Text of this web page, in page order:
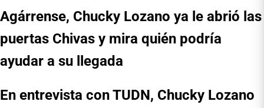
Agárrense, Chucky Lozano ya le abrió las
puertas Chivas y mira quién podría
ayudar a su llegada
En entrevista con TUDN, Chucky Lozano